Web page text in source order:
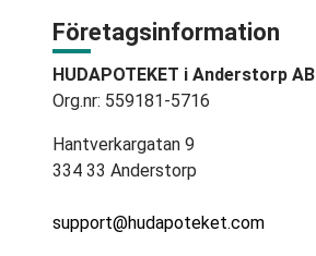
Företagsinformation
HUDAPOTEKET i Anderstorp AB
Org.nr: 559181-5716
Hantverkargatan 9
334 33 Anderstorp
support@hudapoteket.com